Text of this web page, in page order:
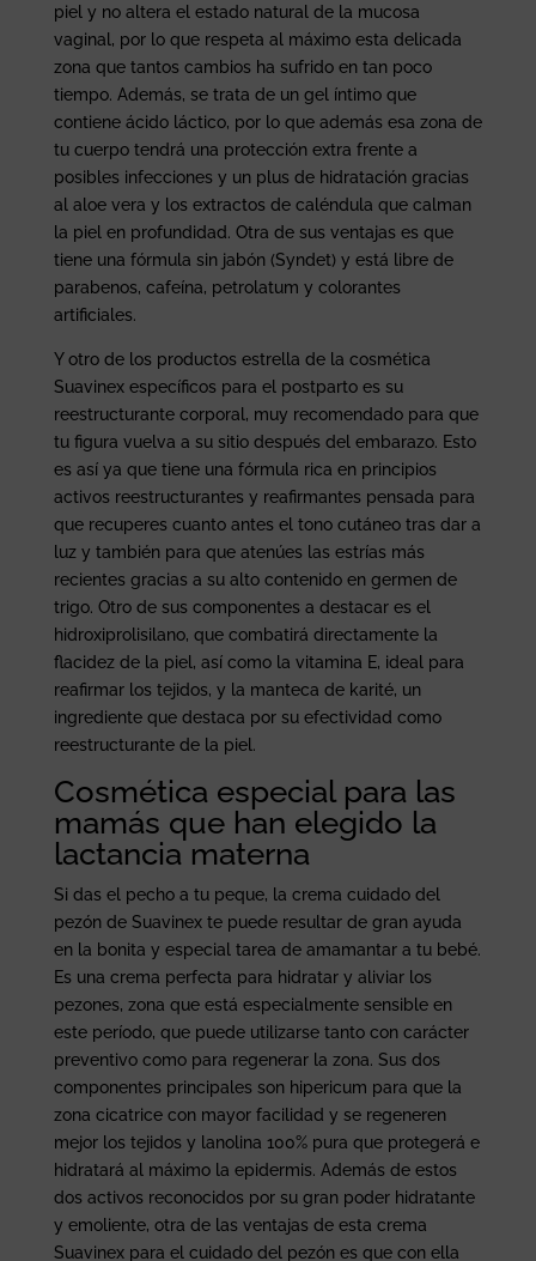
piel y no altera el estado natural de la mucosa
vaginal, por lo que respeta al máximo esta delicada
zona que tantos cambios ha sufrido en tan poco
tiempo. Además, se trata de un gel íntimo que
contiene ácido láctico, por lo que además esa zona de
tu cuerpo tendrá una protección extra frente a
posibles infecciones y un plus de hidratación gracias
al aloe vera y los extractos de caléndula que calman
la piel en profundidad. Otra de sus ventajas es que
tiene una fórmula sin jabón (Syndet) y está libre de
parabenos, cafeína, petrolatum y colorantes
artificiales.
Y otro de los productos estrella de la cosmética
Suavinex específicos para el postparto es su
reestructurante corporal, muy recomendado para que
tu figura vuelva a su sitio después del embarazo. Esto
es así ya que tiene una fórmula rica en principios
activos reestructurantes y reafirmantes pensada para
que recuperes cuanto antes el tono cutáneo tras dar a
luz y también para que atenúes las estrías más
recientes gracias a su alto contenido en germen de
trigo. Otro de sus componentes a destacar es el
hidroxiprolisilano, que combatirá directamente la
flacidez de la piel, así como la vitamina E, ideal para
reafirmar los tejidos, y la manteca de karité, un
ingrediente que destaca por su efectividad como
reestructurante de la piel.
Cosmética especial para las
mamás que han elegido la
lactancia materna
Si das el pecho a tu peque, la crema cuidado del
pezón de Suavinex te puede resultar de gran ayuda
en la bonita y especial tarea de amamantar a tu bebé.
Es una crema perfecta para hidratar y aliviar los
pezones, zona que está especialmente sensible en
este período, que puede utilizarse tanto con carácter
preventivo como para regenerar la zona. Sus dos
componentes principales son hipericum para que la
zona cicatrice con mayor facilidad y se regeneren
mejor los tejidos y lanolina 100% pura que protegerá e
hidratará al máximo la epidermis. Además de estos
dos activos reconocidos por su gran poder hidratante
y emoliente, otra de las ventajas de esta crema
Suavinex para el cuidado del pezón es que con ella